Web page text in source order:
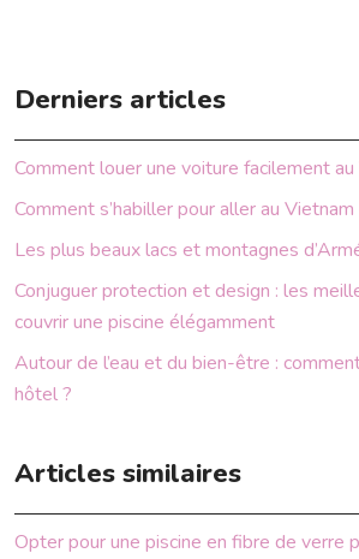
Derniers articles
Comment louer une voiture facilement
Comment s’habiller pour aller au Vietnam
Les plus beaux lacs et montagnes
Conjuguer protection et design : les
couvrir une piscine élégamment
Autour de l’eau et du bien-être :
hôtel ?
Articles similaires
Opter pour une piscine en fibre de verre